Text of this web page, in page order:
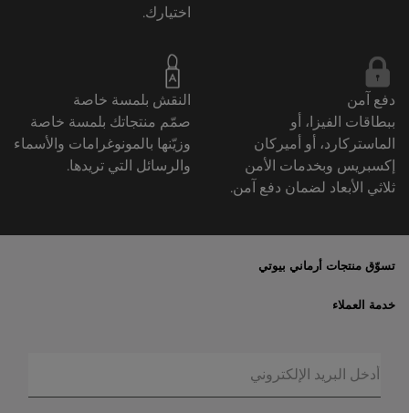
اختيارك.
دفع آمن
ببطاقات الفيزا، أو
الماستركارد، أو أميركان
إكسبريس وبخدمات الأمن
ثلاثي الأبعاد لضمان دفع آمن.
النقش بلمسة خاصة
صمّم منتجاتك بلمسة خاصة
وزيّنها بالمونوغرامات والأسماء
والرسائل التي تريدها.
تسوّق منتجات أرماني بيوتي
العروض الحصريّة
المكياج
العطور
خدمة العملاء
حالة الطلبيّة
الخصوصيّة والأمن